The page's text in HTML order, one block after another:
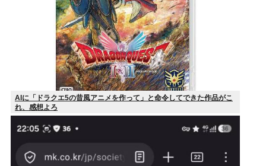
AIに「ドラクエ5の昔風アニメを作って」と命令してできた作品がこ
れ、感想よろ